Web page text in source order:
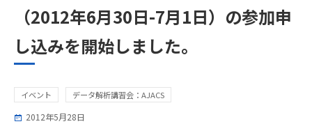
（2012年6月30日-7月1日）の参加申
し込みを開始しました。
イベント データ解析講習会：AJACS
2012年5月28日